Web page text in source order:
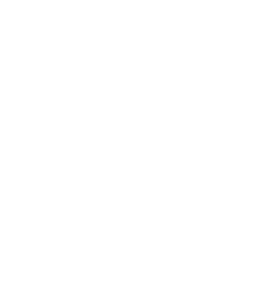
la favorite